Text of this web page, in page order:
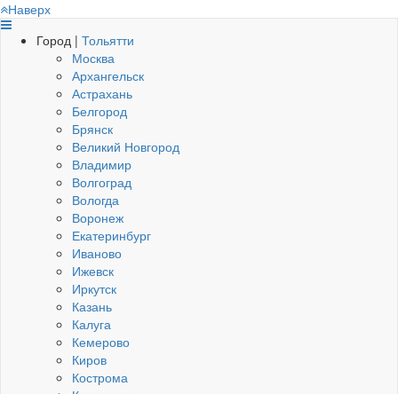
Наверх
Город | Тольятти
Москва
Архангельск
Астрахань
Белгород
Брянск
Великий Новгород
Владимир
Волгоград
Вологда
Воронеж
Екатеринбург
Иваново
Ижевск
Иркутск
Казань
Калуга
Кемерово
Киров
Кострома